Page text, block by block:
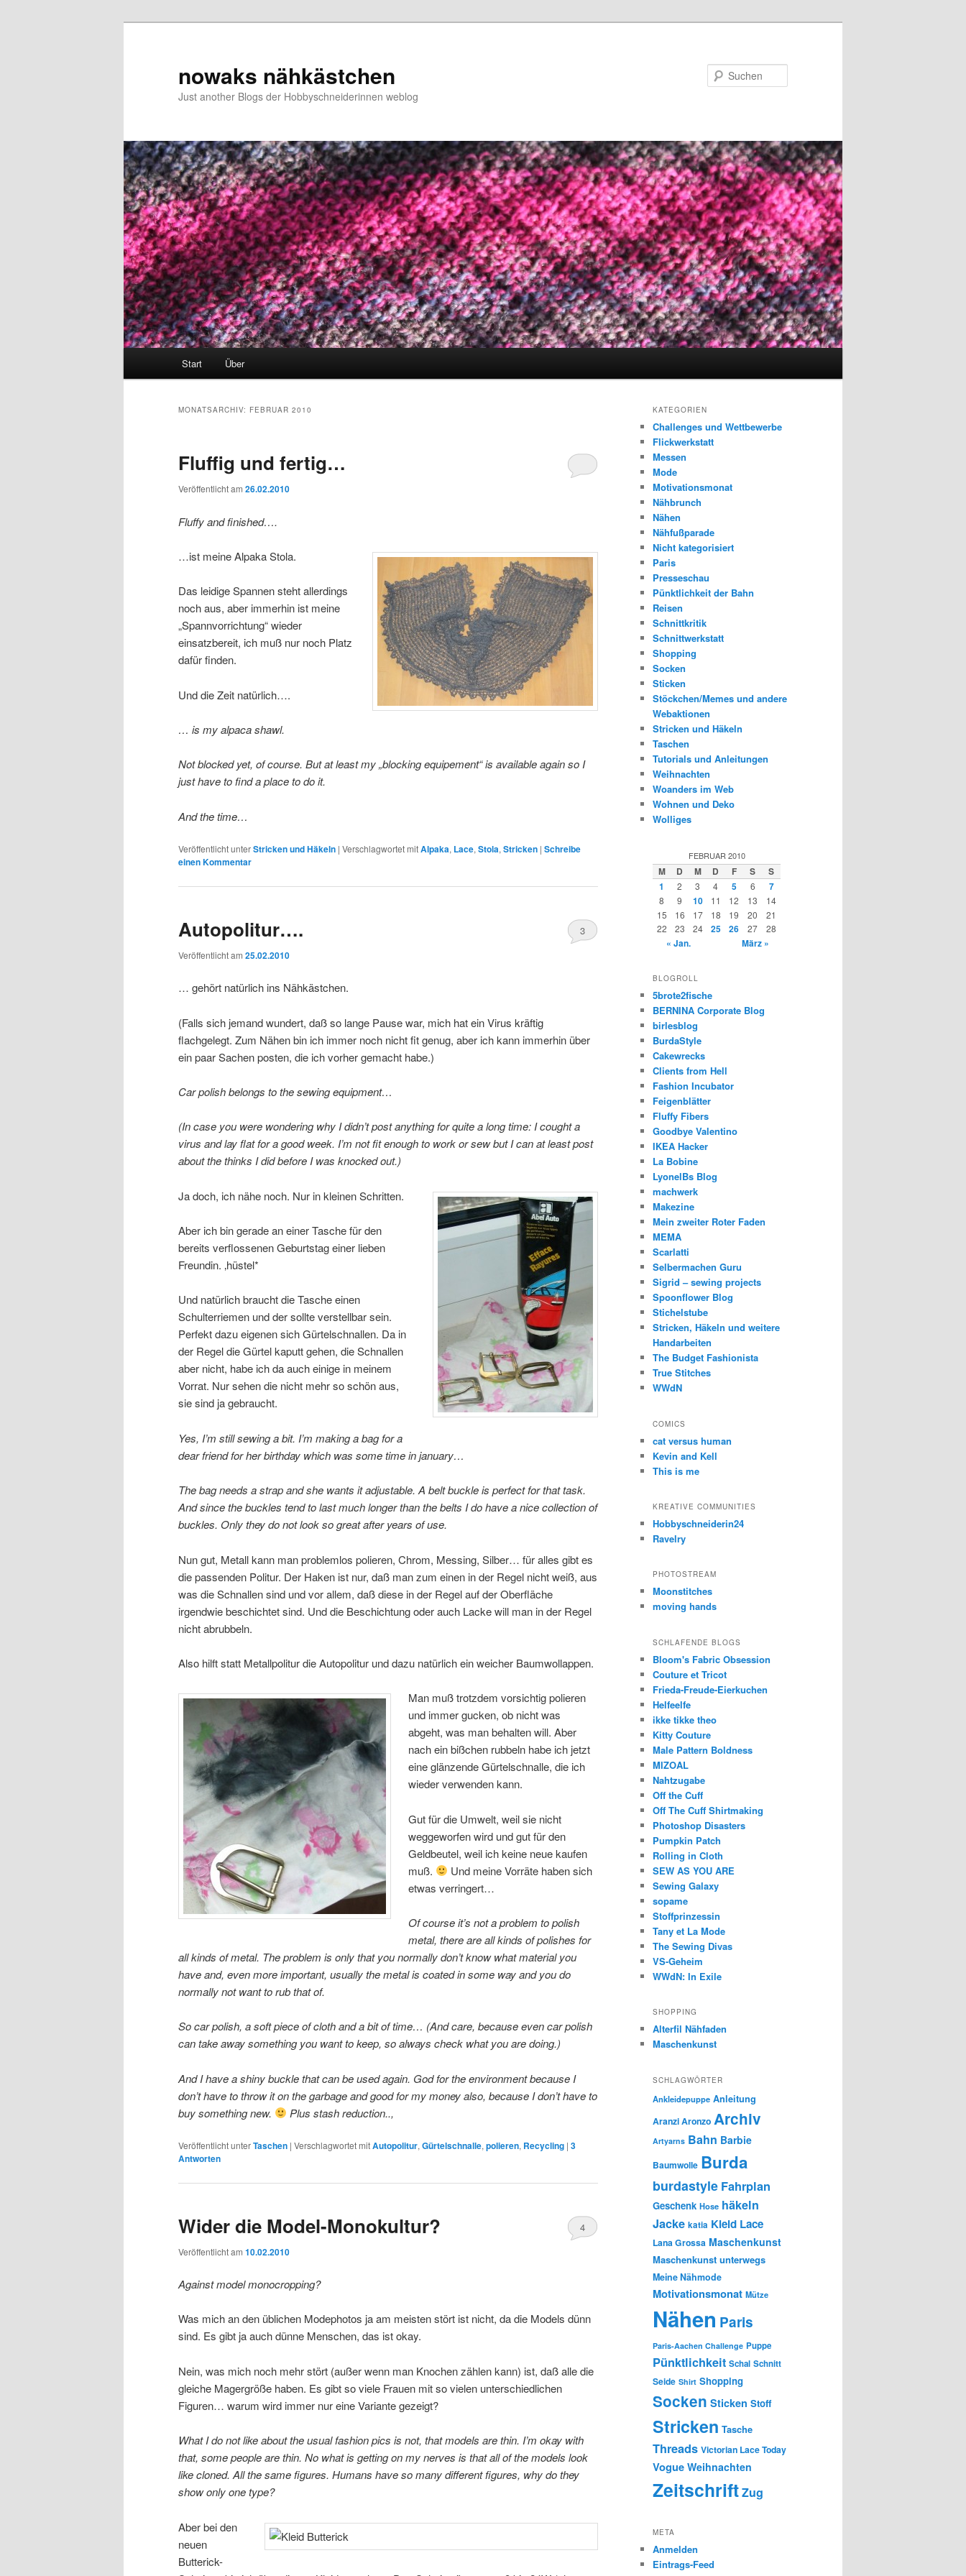
nowaks nähkästchen
Just another Blogs der Hobbyschneiderinnen weblog
Start Über
MONATSARCHIV: FEBRUAR 2010
Fluffig und fertig…
Veröffentlicht am 26.02.2010
Fluffy and finished….
…ist meine Alpaka Stola.
Das leidige Spannen steht allerdings
noch aus, aber immerhin ist meine
„Spannvorrichtung“ wieder
einsatzbereit, ich muß nur noch Platz
dafür finden.
Und die Zeit natürlich….
… is my alpaca shawl.
Not blocked yet, of course. But at least my „blocking equipement“ is available again so I
just have to find a place to do it.
And the time…
Veröffentlicht unterStricken und Häkeln | Verschlagwortet mitAlpaka, Lace, Stola, Stricken | Schreibe
einen Kommentar
Autopolitur….
Veröffentlicht am 25.02.2010
3
… gehört natürlich ins Nähkästchen.
(Falls sich jemand wundert, daß so lange Pause war, mich hat ein Virus kräftig
flachgelegt. Zum Nähen bin ich immer noch nicht fit genug, aber ich kann immerhin über
ein paar Sachen posten, die ich vorher gemacht habe.)
Car polish belongs to the sewing equipment…
(In case you were wondering why I didn’t post anything for quite a long time: I cought a
virus and lay flat for a good week. I’m not fit enough to work or sew but I can at least post
about the thinks I did before I was knocked out.)
Ja doch, ich nähe noch. Nur in kleinen Schritten.
Aber ich bin gerade an einer Tasche für den
bereits verflossenen Geburtstag einer lieben
Freundin. ‚hüstel*
Und natürlich braucht die Tasche einen
Schulterriemen und der sollte verstellbar sein.
Perfekt dazu eigenen sich Gürtelschnallen. Da in
der Regel die Gürtel kaputt gehen, die Schnallen
aber nicht, habe ich da auch einige in meinem
Vorrat. Nur sehen die nicht mehr so schön aus,
sie sind ja gebraucht.
Yes, I’m still sewing a bit. I’m making a bag for a
dear friend for her birthday which was some time in january…
The bag needs a strap and she wants it adjustable. A belt buckle is perfect for that task.
And since the buckles tend to last much longer than the belts I do have a nice collection of
buckles. Only they do not look so great after years of use.
Nun gut, Metall kann man problemlos polieren, Chrom, Messing, Silber… für alles gibt es
die passenden Politur. Der Haken ist nur, daß man zum einen in der Regel nicht weiß, aus
was die Schnallen sind und vor allem, daß diese in der Regel auf der Oberfläche
irgendwie beschichtet sind. Und die Beschichtung oder auch Lacke will man in der Regel
nicht abrubbeln.
Also hilft statt Metallpolitur die Autopolitur und dazu natürlich ein weicher Baumwollappen.
Man muß trotzdem vorsichtig polieren
und immer gucken, ob nicht was
abgeht, was man behalten will. Aber
nach ein bißchen rubbeln habe ich jetzt
eine glänzende Gürtelschnalle, die ich
wieder verwenden kann.
Gut für die Umwelt, weil sie nicht
weggeworfen wird und gut für den
Geldbeutel, weil ich keine neue kaufen
muß.
Und meine Vorräte haben sich
etwas verringert…
Of course it’s not a problem to polish
metal, there are all kinds of polishes for
all kinds of metal. The problem is only that you normally don’t know what material you
have and, even more important, usually the metal is coated in some way and you do
normally not want to rub that of.
So car polish, a soft piece of cloth and a bit of time… (And care, because even car polish
can take away something you want to keep, so always check what you are doing.)
And I have a shiny buckle that can be used again. God for the environment because I
don’t have to throw it on the garbage and good for my money also, because I don’t have to
buy something new.
Plus stash reduction..,
Veröffentlicht unterTaschen | Verschlagwortet mitAutopolitur, Gürtelschnalle, polieren, Recycling | 3
Antworten
Wider die Model-Monokultur?
Veröffentlicht am 10.02.2010
4
Against model monocropping?
Was mich an den üblichen Modephotos ja am meisten stört ist nicht, da die Models dünn
sind. Es gibt ja auch dünne Menschen, das ist okay.
Nein, was mich noch mehr stört (außer wenn man Knochen zählen kann) ist, daß alle die
gleiche Magergröße haben. Es gibt so viele Frauen mit so vielen unterschiedlichen
Figuren… warum wird immer nur eine Variante gezeigt?
What I do not like about the usual fashion pics is not, that models are thin. I’m okay with
that, some people are thin. No what is getting on my nerves is that all of the models look
like cloned. All the same figures. Humans have so many different figures, why do they
show only one type?
Aber bei den
neuen
Butterick-
KATEGORIEN
Challenges und Wettbewerbe
Flickwerkstatt
Messen
Mode
Motivationsmonat
Nähbrunch
Nähen
Nähfußparade
Nicht kategorisiert
Paris
Presseschau
Pünktlichkeit der Bahn
Reisen
Schnittkritik
Schnittwerkstatt
Shopping
Socken
Sticken
Stöckchen/Memes und andere
Webaktionen
Stricken und Häkeln
Taschen
Tutorials und Anleitungen
Weihnachten
Woanders im Web
Wohnen und Deko
Wolliges
FEBRUAR 2010
M D M D F S
S
1
2 3 4 5 6 7
8 9 10 11 12 13
14
15
16 17 18 19 20
21
22
23 24 25 26 27 28
« Jan. März »
BLOGROLL
5brote2fische
BERNINA Corporate Blog
birlesblog
BurdaStyle
Cakewrecks
Clients from Hell
Fashion Incubator
Feigenblätter
Fluffy Fibers
Goodbye Valentino
IKEA Hacker
La Bobine
LyonelBs Blog
machwerk
Makezine
Mein zweiter Roter Faden
MEMA
Scarlatti
Selbermachen Guru
Sigrid – sewing projects
Spoonflower Blog
Stichelstube
Stricken, Häkeln und weitere
Handarbeiten
The Budget Fashionista
True Stitches
WWdN
COMICS
cat versus human
Kevin and Kell
This is me
KREATIVE COMMUNITIES
Hobbyschneiderin24
Ravelry
PHOTOSTREAM
Moonstitches
moving hands
SCHLAFENDE BLOGS
Bloom's Fabric Obsession
Couture et Tricot
Frieda-Freude-Eierkuchen
Helfeelfe
ikke tikke theo
Kitty Couture
Male Pattern Boldness
MIZOAL
Nahtzugabe
Off the Cuff
Off The Cuff Shirtmaking
Photoshop Disasters
Pumpkin Patch
Rolling in Cloth
SEW AS YOU ARE
Sewing Galaxy
sopame
Stoffprinzessin
Tany et La Mode
The Sewing Divas
VS-Geheim
WWdN: In Exile
SHOPPING
Alterfil Nähfaden
Maschenkunst
SCHLAGWÖRTER
Ankleidepuppe Anleitung
Aranzi Aronzo Archiv
Artyarns Bahn Barbie
Baumwolle Burda
burdastyle Fahrplan
Geschenk Hose häkeln
Jacke katia Kleid Lace
Lana Grossa Maschenkunst
Maschenkunst unterwegs
Meine Nähmode
Motivationsmonat Mütze
Nähen Paris
Paris-Aachen Challenge Puppe
Pünktlichkeit Schal Schnitt
Seide Shirt Shopping
Socken Sticken Stoff
Stricken Tasche
Threads Victorian Lace Today
Vogue Weihnachten
ZeitschriftZug
META
Anmelden
Eintrags-Feed